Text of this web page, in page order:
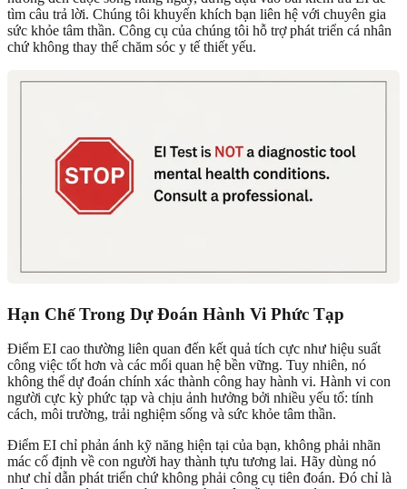
tìm câu trả lời. Chúng tôi khuyến khích bạn liên hệ với chuyên gia
sức khỏe tâm thần. Công cụ của chúng tôi hỗ trợ phát triển cá nhân
chứ không thay thế chăm sóc y tế thiết yếu.
Hạn Chế Trong Dự Đoán Hành Vi Phức Tạp
Điểm EI cao thường liên quan đến kết quả tích cực như hiệu suất
công việc tốt hơn và các mối quan hệ bền vững. Tuy nhiên, nó
không thể dự đoán chính xác thành công hay hành vi. Hành vi con
người cực kỳ phức tạp và chịu ảnh hưởng bởi nhiều yếu tố: tính
cách, môi trường, trải nghiệm sống và sức khỏe tâm thần.
Điểm EI chỉ phản ánh kỹ năng hiện tại của bạn, không phải nhãn
mác cố định về con người hay thành tựu tương lai. Hãy dùng nó
như chỉ dẫn phát triển chứ không phải công cụ tiên đoán. Đó chỉ là